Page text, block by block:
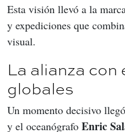
Esta visión llevó a la
y expediciones que
visual.
La alianza
globales
Un momento decisivo
y el oceanógrafo Enric